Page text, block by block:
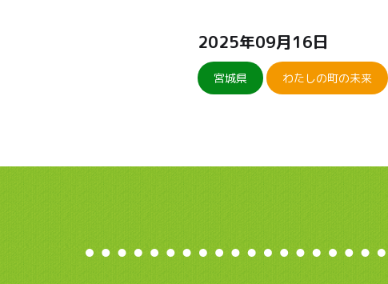
2025年09月16日
宮城県 わたしの町の未来